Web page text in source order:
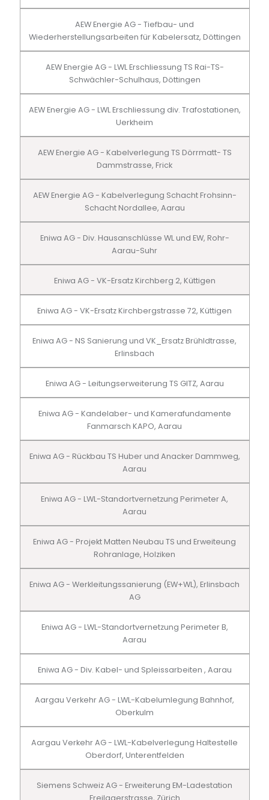
AEW Energie AG - Tiefbau- und
Wiederherstellungsarbeiten für Kabelersatz, Döttingen
AEW Energie AG - LWL Erschliessung TS Rai-TS-
Schwächler-Schulhaus, Döttingen
AEW Energie AG - LWL Erschliessung div. Trafostationen,
Uerkheim
AEW Energie AG - Kabelverlegung TS Dörrmatt- TS
Dammstrasse, Frick
AEW Energie AG - Kabelverlegung Schacht Frohsinn-
Schacht Nordallee, Aarau
Eniwa AG - Div. Hausanschlüsse WL und EW, Rohr-
Aarau-Suhr
Eniwa AG - VK-Ersatz Kirchberg 2, Küttigen
Eniwa AG - VK-Ersatz Kirchbergstrasse 72, Küttigen
Eniwa AG - NS Sanierung und VK_Ersatz Brühldtrasse,
Erlinsbach
Eniwa AG - Leitungserweiterung TS GITZ, Aarau
Eniwa AG - Kandelaber- und Kamerafundamente
Fanmarsch KAPO, Aarau
Eniwa AG - Rückbau TS Huber und Anacker Dammweg,
Aarau
Eniwa AG - LWL-Standortvernetzung Perimeter A,
Aarau
Eniwa AG - Projekt Matten Neubau TS und Erweiteung
Rohranlage, Holziken
Eniwa AG - Werkleitungssanierung (EW+WL), Erlinsbach
AG
Eniwa AG - LWL-Standortvernetzung Perimeter B,
Aarau
Eniwa AG - Div. Kabel- und Spleissarbeiten , Aarau
Aargau Verkehr AG - LWL-Kabelumlegung Bahnhof,
Oberkulm
Aargau Verkehr AG - LWL-Kabelverlegung Haltestelle
Oberdorf, Unterentfelden
Siemens Schweiz AG - Erweiterung EM-Ladestation
Freilagerstrasse, Zürich